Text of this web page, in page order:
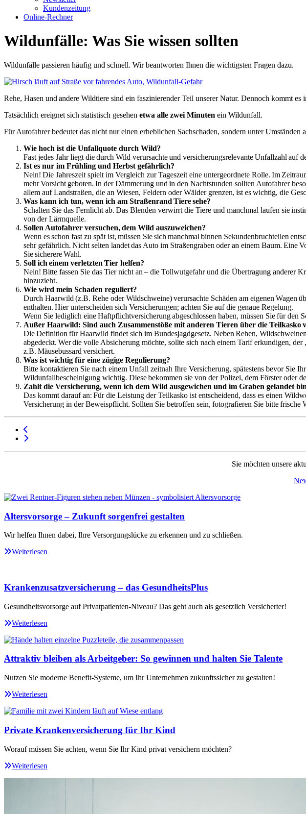
Kundenzeitung
Online-Rechner
Wildunfälle: Was Sie wissen sollten
Wildunfälle passieren häufig und schnell. Wir beantworten Ihnen die wichtigsten Fragen dazu.
Rehe, Hasen und andere Wildtiere sind ein faszinierender Teil unserer Natur. Dennoch kommt
Tatsächlich ereignet sich statistisch gesehen etwa alle zwei Minuten ein Wildunfall.
Für Autofahrer bedeutet das nicht nur einen erheblichen Sachschaden, sondern unter
Wie hoch ist die Unfallquote durch Wild?
Fast jedes Jahr liegt die durch Wild verursachte und versicherungsrelevante Unfallzahl auf
Ist es nur im Frühling und Herbst gefährlich?
Nein! Die Jahreszeit spielt im Vergleich zur Tageszeit eine untergeordnete Rolle. Im
mehr Vorsicht geboten. In der Dämmerung und in den Nachtstunden sollten Autofahrer
allem auf Landstraßen, die an Wiesen, Feldern oder Wälder grenzen, ist es wichtig, die
Was kann ich tun, wenn ich am Straßenrand Tiere sehe?
Schalten Sie das Fernlicht ab. Das Blenden verwirrt die Tiere und manchmal laufen sie
von der Lärmquelle.
Sollen Autofahrer versuchen, dem Wild auszuweichen?
Wenn es schon fast zu spät ist, müssen Sie sich manchmal binnen Sekundenbruchteilen
sehr gefährlich. Nicht selten landet das Auto im Straßengraben oder an einem Baum.
Sie sicherere Wahl.
Soll ich einem verletzten Tier helfen?
Nein! Bitte fassen Sie das Tier nicht an – die Tollwutgefahr und die Übertragung anderer
hinzuzieht.
Wie wird mein Schaden reguliert?
Durch Haarwild (z.B. Rehe oder Wildschweine) verursachte Schäden am eigenen Wagen
enthalten. Hier unterscheiden sich Versicherungen; achten Sie auf die genaue Regelung.
Wenn Sie lediglich eine Haftpflichtversicherung abgeschlossen haben, müssen Sie für den
Außer Haarwild: Sind auch Zusammenstöße mit anderen Tieren über die Teilkasko
Die Definition für Haarwild findet sich im Bundesjagdgesetz. Neben Rehen,
abgedeckt. Wer die volle Absicherung möchte, sollte sich nach einem Tarif erkundigen,
z.B. Mäusebussard versichert.
Was ist wichtig für eine zügige Regulierung?
Bitte kontaktieren Sie nach einem Unfall zeitnah Ihre Versicherung, spätestens bevor Sie
Wildunfallbescheinigung wichtig. Diese bekommen sie von der Polizei, dem Förster oder
Zahlt die Versicherung, wenn ich dem Wild ausgewichen und im Graben gelandet
Das kommt darauf an: Für die Leistung der Teilkasko ist entscheidend, dass es einen
Versicherung in der Beweispflicht. Sollten Sie betroffen sein, fotografieren Sie bitte frische
Sie möchten unsere
Altersvorsorge – Zukunft sorgenfrei gestalten
Wir helfen Ihnen dabei, Ihre Versorgungslücke zu erkennen und zu schließen.
Weiterlesen
Krankenzusatzversicherung – das GesundheitsPlus
Gesundheitsvorsorge auf Privatpatienten-Niveau? Das geht auch als gesetzlich Versicherter!
Weiterlesen
Attraktiv bleiben als Arbeitgeber: So gewinnen und halten Sie Talente
Nutzen Sie moderne Benefit-Systeme, um Ihr Unternehmen zukunftssicher zu gestalten!
Weiterlesen
Private Krankenversicherung für Ihr Kind
Worauf müssen Sie achten, wenn Sie Ihr Kind privat versichern möchten?
Weiterlesen